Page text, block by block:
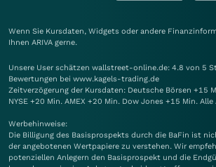
Wenn Sie Kursdaten, Widgets oder andere
Ihnen ARIVA gerne.
Unsere User schätzen wallstreet-online.de: 4.8 von 5
Bewertungen bei www.kagels-trading.de
Zeitverzögerung der Kursdaten: Deutsche Börsen +15
NYSE +20 Min. AMEX +20 Min. Dow Jones +15 Min.
Werbehinweise:
Die Billigung des Basisprospekts durch die BaFin ist
der angebotenen Wertpapiere zu verstehen. Wir
potenziellen Anlegern den Basisprospekt und die